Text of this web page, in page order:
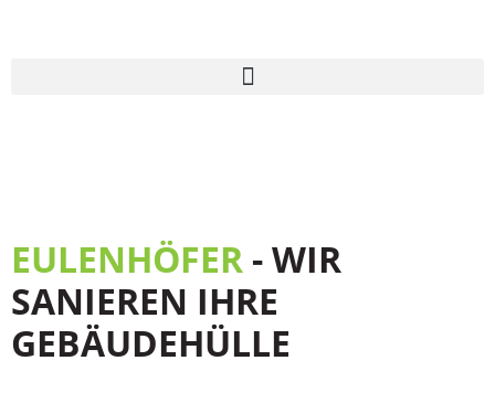
EULENHÖFER - WIR
SANIEREN IHRE
GEBÄUDEHÜLLE